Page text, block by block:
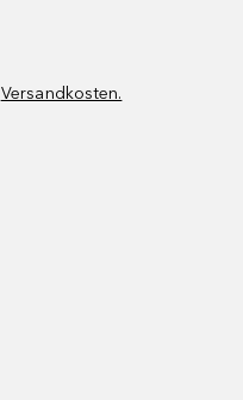
Versandkosten.